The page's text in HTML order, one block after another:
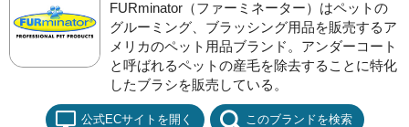
FURminator（ファーミネーター）はペットの
グルーミング、ブラッシング用品を販売するア
メリカのペット用品ブランド。アンダーコート
と呼ばれるペットの産毛を除去することに特化
したブラシを販売している。
公式ECサイトを開く このブランドを検索